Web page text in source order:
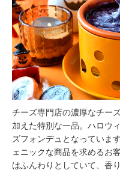
チーズ専門店の濃厚なチー
加えた特別な一品。ハロウ
ズフォンデュとなっていま
ェニックな商品を求めるお
はふんわりとしていて、香